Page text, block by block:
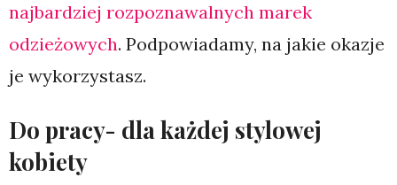
najbardziej rozpoznawalnych marek
odzieżowych. Podpowiadamy, na jakie okazje
je wykorzystasz.
Do pracy- dla każdej stylowej
kobiety